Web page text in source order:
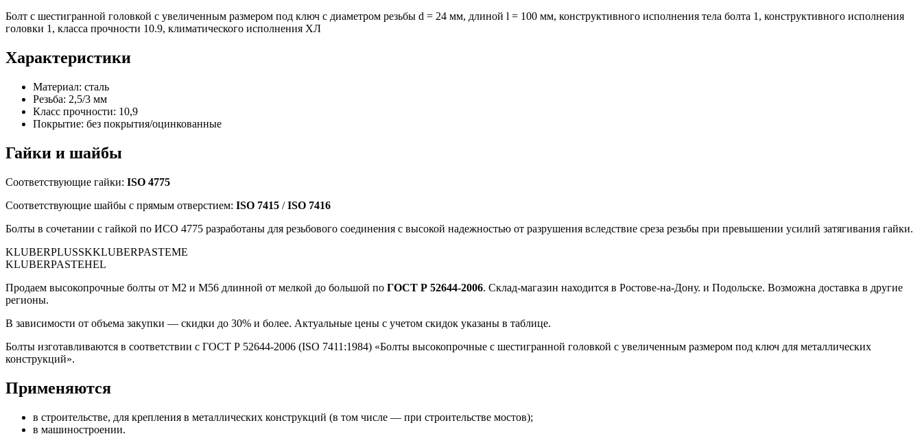
Болт с шестигранной головкой с увеличенным размером под ключ с диаметром резьбы d = 24 мм, длиной l = 100 мм, конструктивного исполнения тела болта 1, конструктивного исполнения
головки 1, класса прочности 10.9, климатического исполнения ХЛ
Характеристики
Материал: сталь
Резьба: 2,5/3 мм
Класс прочности: 10,9
Покрытие: без покрытия/оцинкованные
Гайки и шайбы
Соответствующие гайки: ISO 4775
Соответствующие шайбы с прямым отверстием: ISO 7415 /ISO 7416
Болты в сочетании с гайкой по ИСО 4775 разработаны для резьбового соединения с высокой надежностью от разрушения вследствие среза резьбы при превышении усилий затягивания гайки.
KLUBERPLUSSKKLUBERPASTEME
KLUBERPASTEHEL
Продаем высокопрочные болты от М2 и М56 длинной от мелкой до большой по ГОСТ Р 52644-2006. Склад-магазин находится в Ростове-на-Дону. и Подольске. Возможна доставка в другие
регионы.
В зависимости от объема закупки — скидки до 30% и более. Актуальные цены с учетом скидок указаны в таблице.
Болты изготавливаются в соответствии с ГОСТ Р 52644-2006 (ISO 7411:1984) «Болты высокопрочные с шестигранной головкой с увеличенным размером под ключ для металлических
конструкций».
Применяются
в строительстве, для крепления в металлических конструкций (в том числе — при строительстве мостов);
в машиностроении.